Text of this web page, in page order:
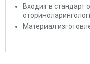
Входит в стандарт
Материал